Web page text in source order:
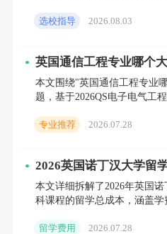
放新政策，接受使用中
学生。英国剑桥大学列
高考成绩排在本省前
请本科直达。
假”与“分数通胀
选校指导 2026.08.03
英国通信工程专业哪个
双榜解读与本科/硕士择
本文围绕"英国通信工程专业
题，基于2026QS电子电气工
普敦
专业推荐 2026.07.28
2026英国诺丁汉大学留
新学费+生活费明细，人
本文详细拆解了2026年英国
科课程的留学总成本，涵盖学
留学费用 2026.07.28